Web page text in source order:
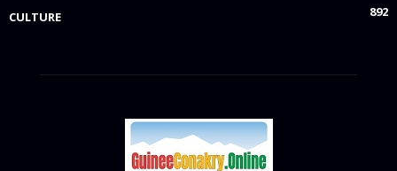
CULTURE
892